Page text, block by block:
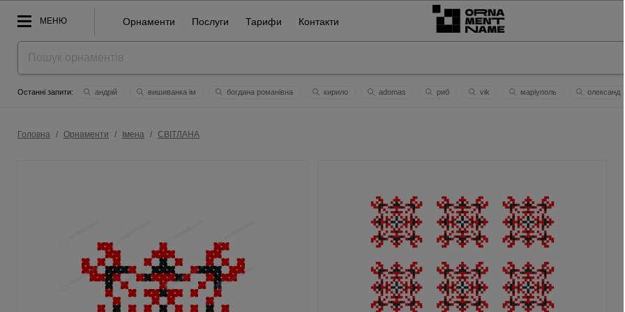
МЕНЮ Орнаменти Послуги Тарифи Контакти
андрiй вишиванка ім богдана романівна кирило adomas риб vik маріуполь олександ
Головна / Орнаменти / Імена / СВIТЛAНA